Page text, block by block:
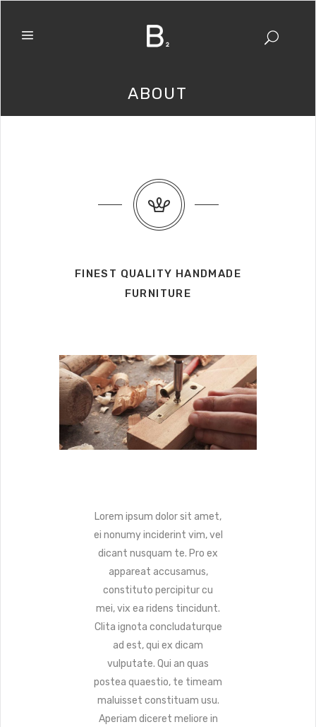
ABOUT
FINEST QUALITY HANDMADE
FURNITURE
Lorem ipsum dolor sit amet,
ei nonumy inciderint vim, vel
dicant nusquam te. Pro ex
appareat accusamus,
constituto percipitur cu
mei, vix ea ridens tincidunt.
Clita ignota concludaturque
ad est, qui ex dicam
vulputate. Qui an quas
postea quaestio, te timeam
maluisset constituam usu.
Aperiam diceret meliore in